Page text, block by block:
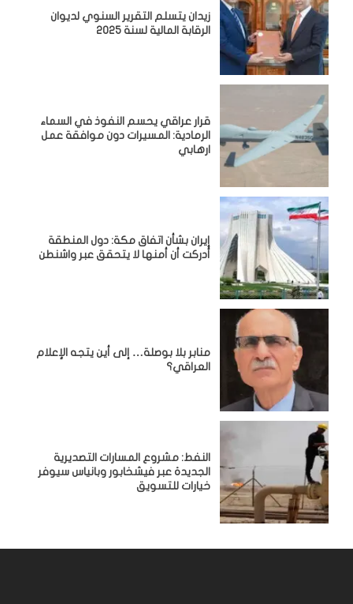
زيدان يتسلم التقرير السنوي لديوان
الرقابة المالية لسنة 2025
قرار عراقي يحسم النفوذ في السماء
الرمادية: المسيرات دون موافقة عمل
ارهابي
إيران بشأن اتفاق مكة: دول المنطقة
أدركت أن أمنها لا يتحقق عبر واشنطن
منابر بلا بوصلة… إلى أين يتجه الإعلام
العراقي؟
النفط: مشروع المسارات التصديرية
الجديدة عبر فيشخابور وبانياس سيوفر
خيارات للتسويق